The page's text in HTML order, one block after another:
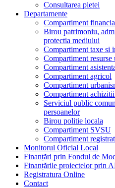
Consultarea pietei
Departamente
Compartiment
Birou patrimoniu,
protectia mediului
Compartiment taxe si
Compartiment resurse
Compartiment
Compartiment agricol
Compartiment
Compartiment
Serviciul public
persoanelor
Birou politie locala
Compartiment SVSU
Compartiment
Monitorul Oficial Local
Finanțări prin Fondul de
Finanțările proiectelor prin
Registratura Online
Contact